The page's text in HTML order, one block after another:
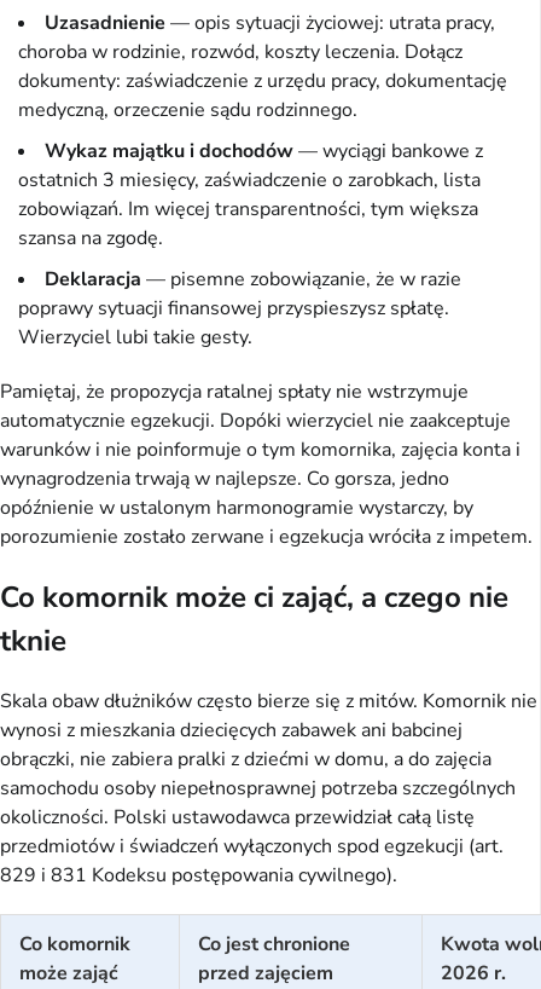
Uzasadnienie — opis sytuacji życiowej: utrata pracy,
choroba w rodzinie, rozwód, koszty leczenia. Dołącz
dokumenty: zaświadczenie z urzędu pracy, dokumentację
medyczną, orzeczenie sądu rodzinnego.
Wykaz majątku i dochodów— wyciągi bankowe z
ostatnich 3 miesięcy, zaświadczenie o zarobkach, lista
zobowiązań. Im więcej transparentności, tym większa
szansa na zgodę.
Deklaracja — pisemne zobowiązanie, że w razie
poprawy sytuacji finansowej przyspieszysz spłatę.
Wierzyciel lubi takie gesty.
Pamiętaj, że propozycja ratalnej spłaty nie wstrzymuje
automatycznie egzekucji. Dopóki wierzyciel nie zaakceptuje
warunków i nie poinformuje o tym komornika, zajęcia konta i
wynagrodzenia trwają w najlepsze. Co gorsza, jedno
opóźnienie w ustalonym harmonogramie wystarczy, by
porozumienie zostało zerwane i egzekucja wróciła z impetem.
Co komornik może ci zająć, a czego nie
tknie
Skala obaw dłużników często bierze się z mitów. Komornik nie
wynosi z mieszkania dziecięcych zabawek ani babcinej
obrączki, nie zabiera pralki z dziećmi w domu, a do zajęcia
samochodu osoby niepełnosprawnej potrzeba szczególnych
okoliczności. Polski ustawodawca przewidział całą listę
przedmiotów i świadczeń wyłączonych spod egzekucji (art.
829 i 831 Kodeksu postępowania cywilnego).
Co komornik
może zająć
Co jest chronione
przed zajęciem
Kwota
2026 r.